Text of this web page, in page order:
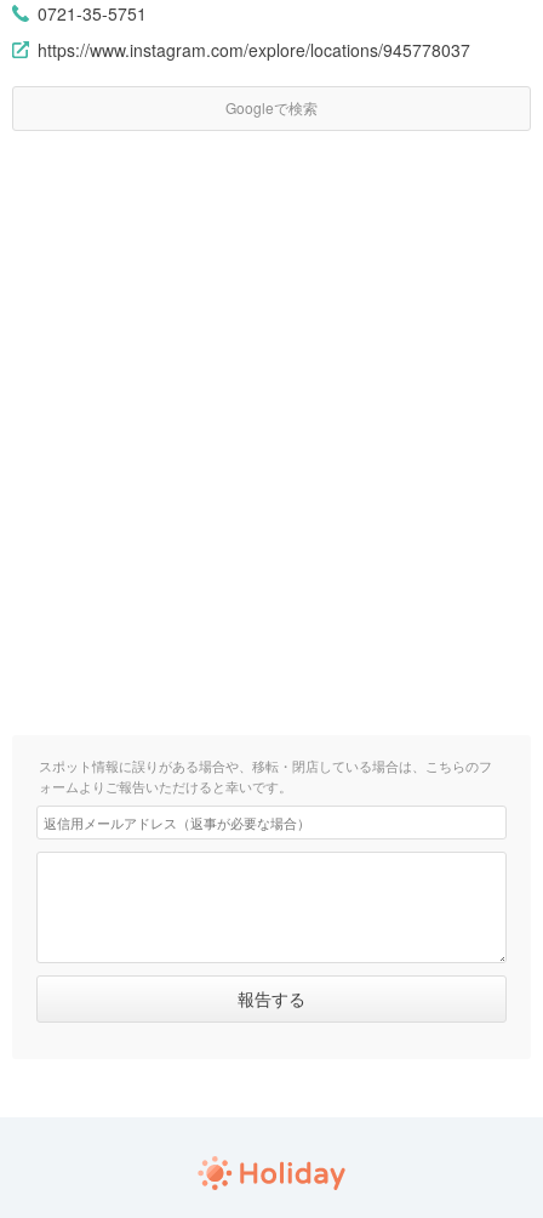
0721-35-5751
https://www.instagram.com/explore/locations/945778037
Googleで検索
スポット情報に誤りがある場合や、移転・閉店している場合は、こちらのフ
ォームよりご報告いただけると幸いです。